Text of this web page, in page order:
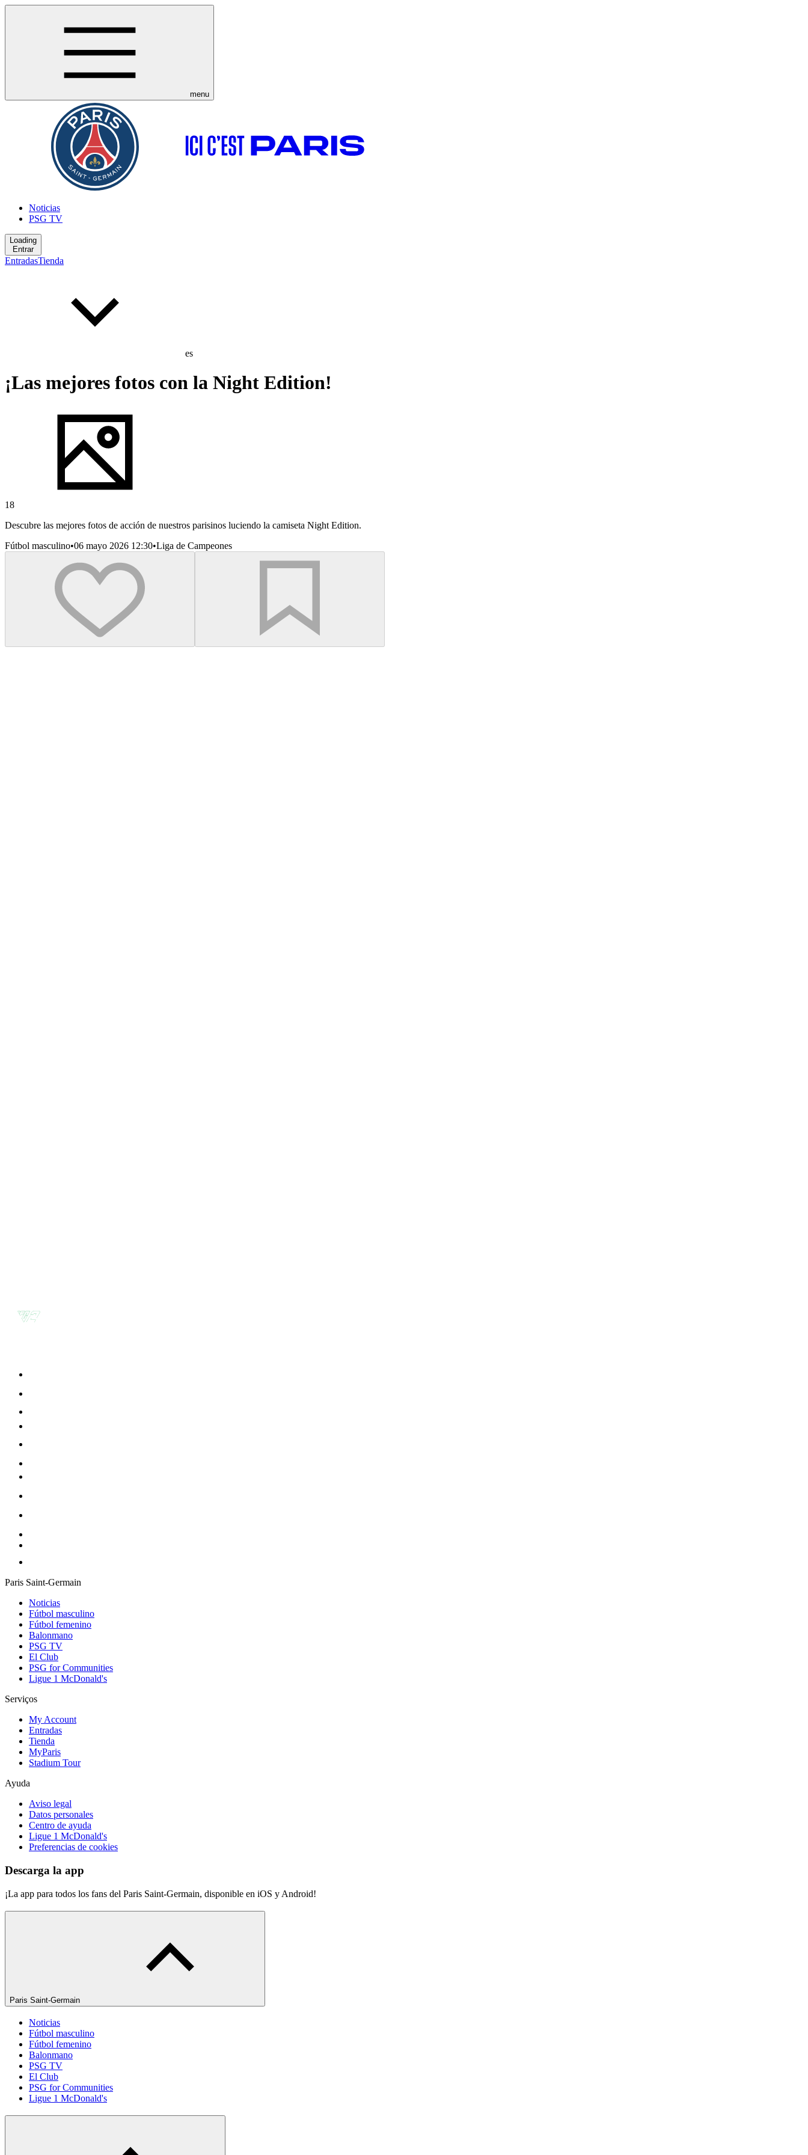
menu
Noticias
PSG TV
Loading
Entrar
EntradasTienda
es
¡Las mejores fotos con la Night Edition!
18
Descubre las mejores fotos de acción de nuestros parisinos luciendo la camiseta Night Edition.
Fútbol masculino•06 mayo 2026 12:30•Liga de Campeones
Paris Saint-Germain
Noticias
Fútbol masculino
Fútbol femenino
Balonmano
PSG TV
El Club
PSG for Communities
Ligue 1 McDonald's
Serviços
My Account
Entradas
Tienda
MyParis
Stadium Tour
Ayuda
Aviso legal
Datos personales
Centro de ayuda
Ligue 1 McDonald's
Preferencias de cookies
Descarga la app
¡La app para todos los fans del Paris Saint-Germain, disponible en iOS y Android!
Paris Saint-Germain
Noticias
Fútbol masculino
Fútbol femenino
Balonmano
PSG TV
El Club
PSG for Communities
Ligue 1 McDonald's